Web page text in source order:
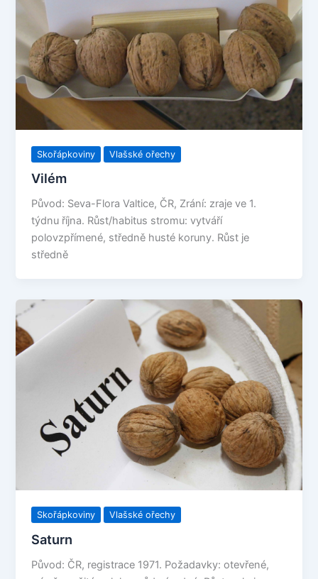
Skořápkoviny Vlašské ořechy
Vilém
Původ: Seva-Flora Valtice, ČR, Zrání: zraje ve 1.
týdnu října. Růst/habitus stromu: vytváří
polovzpřímené, středně husté koruny. Růst je
středně
Skořápkoviny Vlašské ořechy
Saturn
Původ: ČR, registrace 1971. Požadavky: otevřené,